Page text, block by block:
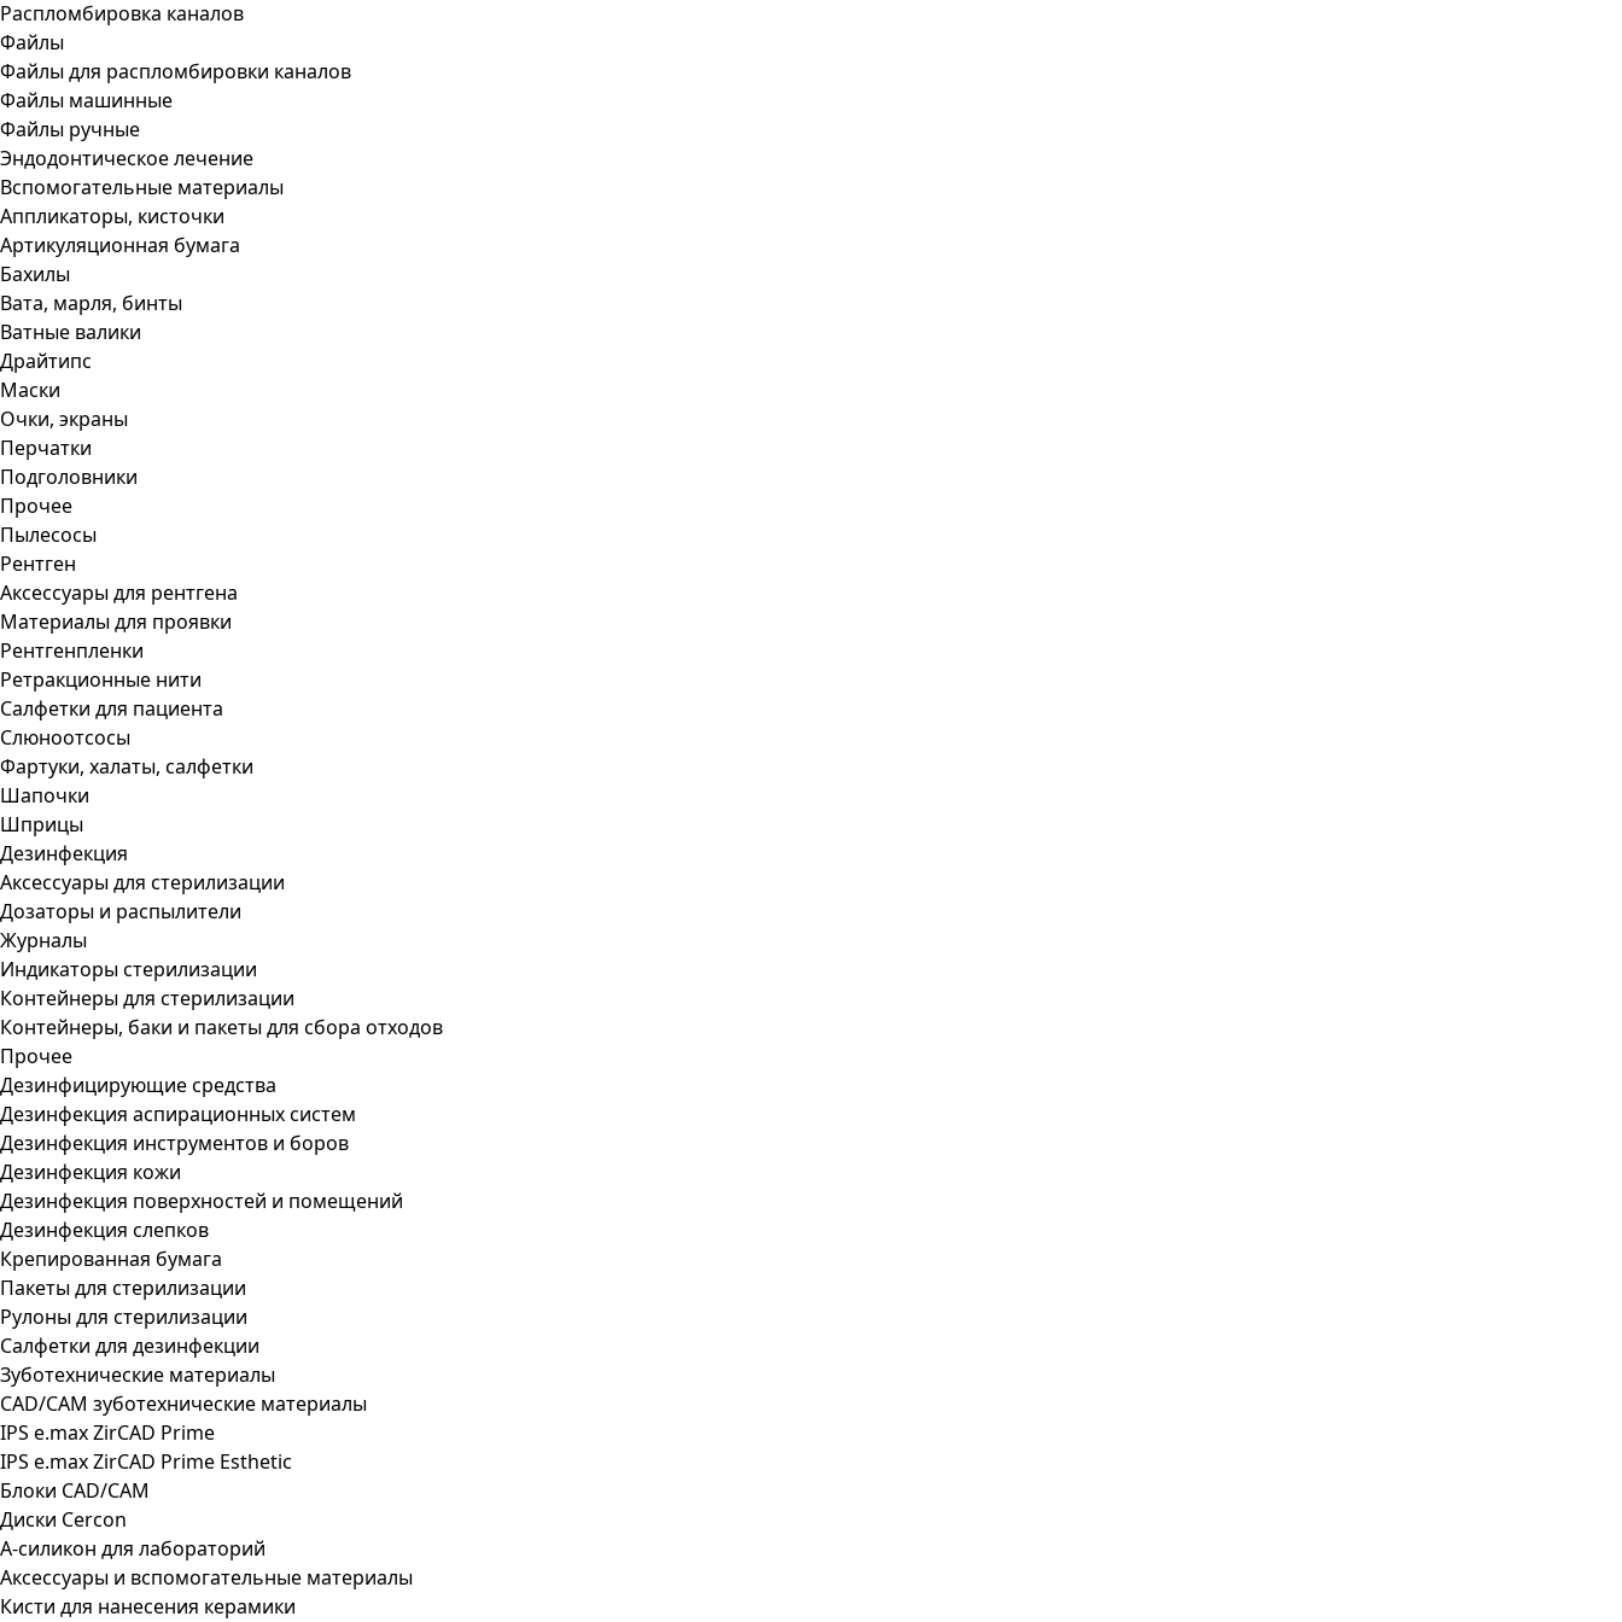
Распломбировка каналов
Файлы
Файлы для распломбировки каналов
Файлы машинные
Файлы ручные
Эндодонтическое лечение
Вспомогательные материалы
Аппликаторы, кисточки
Артикуляционная бумага
Бахилы
Вата, марля, бинты
Ватные валики
Драйтипс
Маски
Очки, экраны
Перчатки
Подголовники
Прочее
Пылесосы
Рентген
Аксессуары для рентгена
Материалы для проявки
Рентгенпленки
Ретракционные нити
Салфетки для пациента
Слюноотсосы
Фартуки, халаты, салфетки
Шапочки
Шприцы
Дезинфекция
Аксессуары для стерилизации
Дозаторы и распылители
Журналы
Индикаторы стерилизации
Контейнеры для стерилизации
Контейнеры, баки и пакеты для сбора отходов
Прочее
Дезинфицирующие средства
Дезинфекция аспирационных систем
Дезинфекция инструментов и боров
Дезинфекция кожи
Дезинфекция поверхностей и помещений
Дезинфекция слепков
Крепированная бумага
Пакеты для стерилизации
Рулоны для стерилизации
Салфетки для дезинфекции
Зуботехнические материалы
CAD/CAM зуботехнические материалы
IPS e.max ZirCAD Prime
IPS e.max ZirCAD Prime Esthetic
Блоки CAD/CAM
Диски Cercon
А-силикон для лабораторий
Аксессуары и вспомогательные материалы
Кисти для нанесения керамики